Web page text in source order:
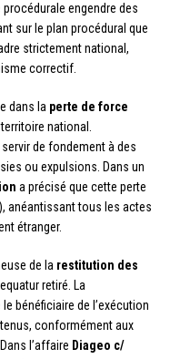
procédurale engendre des
sur le plan procédural que
strictement national,
correctif.
dans la perte de force
national.
de fondement à des
ou expulsions. Dans un
a précisé que cette perte
anéantissant tous les actes
étranger.
de la restitution des
retiré. La
bénéficiaire de l’exécution
conformément aux
l’affaire Diageo c/